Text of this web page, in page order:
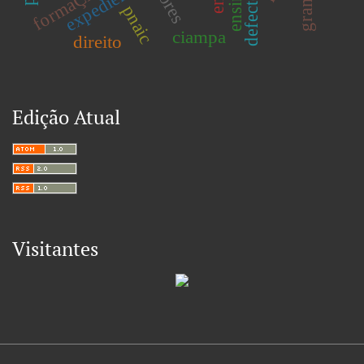
ciampa
pnaic
direito
Edição Atual
Visitantes